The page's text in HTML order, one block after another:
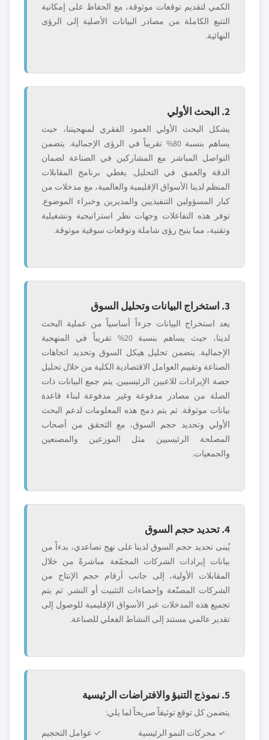
الكمي لتقديم توقعات موثوقة، مع الحفاظ على إمكانية
التتبع الكاملة من مصادر البيانات الأصلية إلى الرؤى
النهائية.
2. البحث الأولي
يشكل البحث الأولي العمود الفقري لمنهجيتنا، حيث
يساهم بنسبة 80% تقريباً في الرؤى الإجمالية. يتضمن
التواصل المباشر مع المشاركين في الصناعة لضمان
الدقة والعمق في التحليل. يغطي برنامج المقابلات
المنظم لدينا الأسواق الإقليمية والعالمية، مع مدخلات من
كبار المسؤولين التنفيذيين والمديرين وخبراء الموضوع.
توفر هذه التفاعلات وجهات نظر استراتيجية وتشغيلية
وتقنية، مما يتيح رؤى شاملة وتوقعات سوقية موثوقة.
3. استخراج البيانات وتحليل السوق
يعد استخراج البيانات جزءاً أساسياً من عملية البحث
لدينا، حيث يساهم بنسبة 20% تقريباً في المنهجية
الإجمالية. يتضمن تحليل هيكل السوق وتحديد اتجاهات
الصناعة وتقييم العوامل الاقتصادية الكلية من خلال تحليل
حصة الإيرادات للاعبين الرئيسيين. يتم جمع البيانات ذات
الصلة من مصادر مدفوعة وغير مدفوعة لبناء قاعدة
بيانات موثوقة. ثم يتم دمج هذه المعلومات لدعم البحث
الأولي وتحديد حجم السوق، مع التحقق من أصحاب
المصلحة الرئيسيين مثل الموزعين والمصنعين
والجمعيات.
4. تحديد حجم السوق
يُبنى تحديد حجم السوق لدينا على نهج تصاعدي، بدءاً من
بيانات إيرادات الشركات المجمّعة مباشرةً من خلال
المقابلات الأولية، إلى جانب أرقام حجم الإنتاج من
الشركات المصنّعة وإحصاءات التثبيت أو النشر. ثم يتم
تجميع هذه المدخلات عبر الأسواق الإقليمية للوصول إلى
تقدير عالمي مستند إلى النشاط الفعلي للصناعة.
5. نموذج التنبؤ والافتراضات الرئيسية
يتضمن كل توقع توثيقاً صريحاً لما يلي:
✓ محركات النمو الرئيسية
✓ عوامل التحجيم